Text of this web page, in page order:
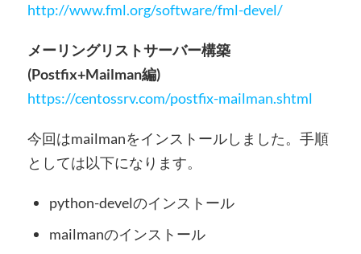
http://www.fml.org/software/fml-devel/
メーリングリストサーバー構築
(Postfix+Mailman編)
https://centossrv.com/postfix-mailman.shtml
今回はmailmanをインストールしました。手順
としては以下になります。
python-develのインストール
mailmanのインストール